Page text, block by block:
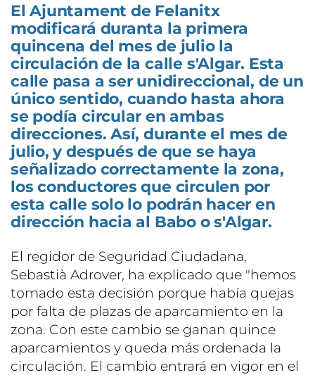
El Ajuntament de Felanitx
modificará duranta la primera
quincena del mes de julio la
circulación de la calle s'Algar. Esta
calle pasa a ser unidireccional, de un
único sentido, cuando hasta ahora
se podía circular en ambas
direcciones. Así, durante el mes de
julio, y después de que se haya
señalizado correctamente la zona,
los conductores que circulen por
esta calle solo lo podrán hacer en
dirección hacia al Babo o s'Algar.
El regidor de Seguridad Ciudadana,
Sebastià Adrover, ha explicado que "hemos
tomado esta decisión porque había quejas
por falta de plazas de aparcamiento en la
zona. Con este cambio se ganan quince
aparcamientos y queda más ordenada la
circulación. El cambio entrará en vigor en el